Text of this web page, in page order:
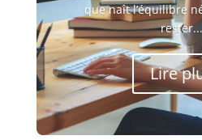
que naît l’équilibre
rester...
Lire